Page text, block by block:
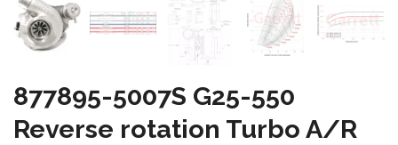
877895-5007S G25-550
Reverse rotation Turbo A/R